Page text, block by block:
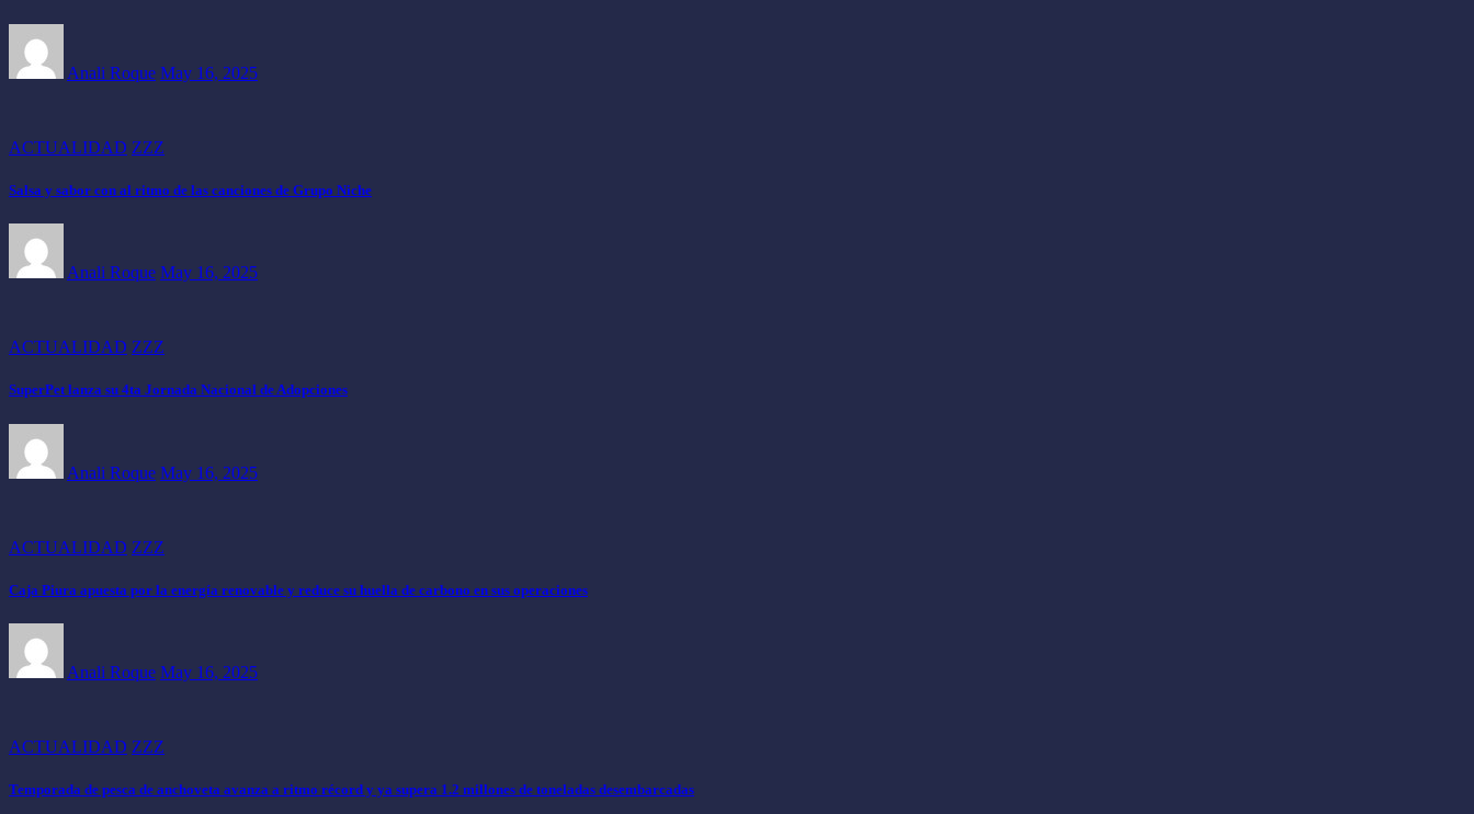
Anali Roque May 16, 2025
ACTUALIDAD ZZZ
Salsa y sabor con al ritmo de las canciones de Grupo Niche
Anali Roque May 16, 2025
ACTUALIDAD ZZZ
SuperPet lanza su 4ta Jornada Nacional de Adopciones
Anali Roque May 16, 2025
ACTUALIDAD ZZZ
Caja Piura apuesta por la energía renovable y reduce su huella de carbono en sus operaciones
Anali Roque May 16, 2025
ACTUALIDAD ZZZ
Temporada de pesca de anchoveta avanza a ritmo récord y ya supera 1.2 millones de toneladas desembarcadas